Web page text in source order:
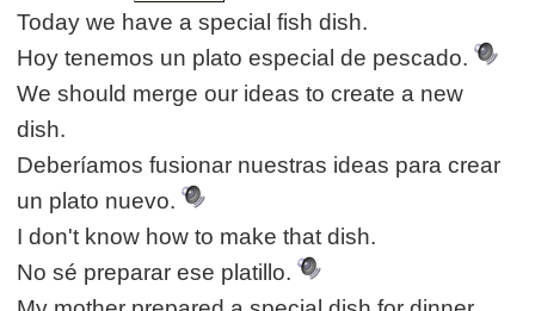
Today we have a special fish dish.
Hoy tenemos un plato especial de pescado.
We should merge our ideas to create a new
dish.
Deberíamos fusionar nuestras ideas para crear
un plato nuevo.
I don't know how to make that dish.
No sé preparar ese platillo.